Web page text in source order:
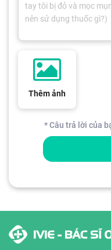
Thêm ảnh
* Câu trả lời của